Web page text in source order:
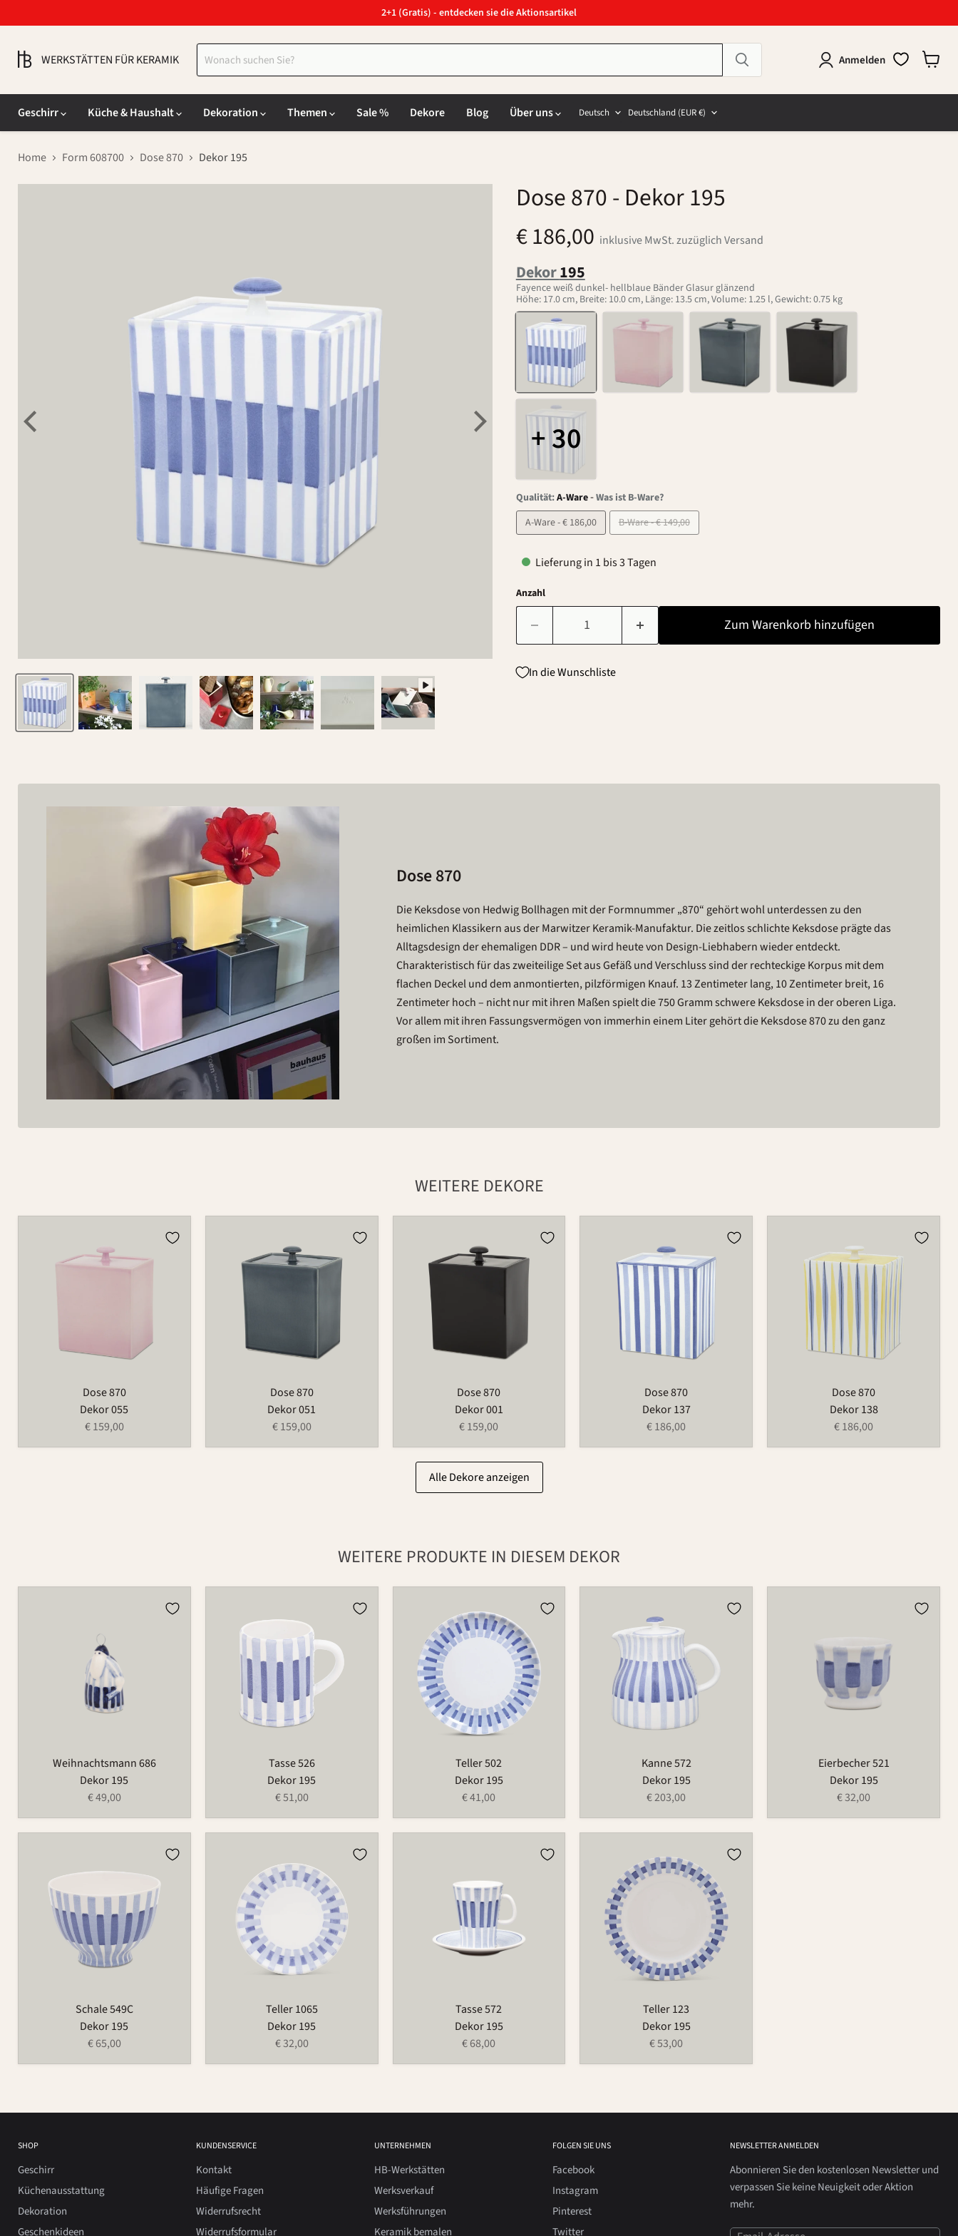
2+1 (Gratis) - entdecken sie die Aktionsartikel
WERKSTÄTTEN FÜR KERAMIK Anmelden
Geschirr
Küche & Haushalt Dekoration Themen Sale % Dekore Blog Über uns Sprache
Deutsch Land
Deutschland (EUR €)
Home Form 608700 Dose 870 Dekor 195
Dose 870- Dekor 195
€ 186,00 inklusive MwSt. zuzüglich Versand
Dekor195
Fayence weiß dunkel- hellblaue Bänder Glasur glänzend
Höhe: 17.0 cm, Breite: 10.0 cm, Länge: 13.5 cm, Volume: 1.25 l, Gewicht: 0.75 kg
+ 30
Qualität:A-Ware-Was ist B-Ware?
A-Ware - € 186,00
B-Ware - € 149,00
Lieferung in 1 bis 3 Tagen
Anzahl
Zum Warenkorb hinzufügen
In die Wunschliste
Dose 870
Die Keksdose von Hedwig Bollhagen mit der Formnummer „870“ gehört wohl unterdessen zu den
heimlichen Klassikern aus der Marwitzer Keramik-Manufaktur. Die zeitlos schlichte Keksdose prägte das
Alltagsdesign der ehemaligen DDR – und wird heute von Design-Liebhabern wieder entdeckt.
Charakteristisch für das zweiteilige Set aus Gefäß und Verschluss sind der rechteckige Korpus mit dem
flachen Deckel und dem anmontierten, pilzförmigen Knauf. 13 Zentimeter lang, 10 Zentimeter breit, 16
Zentimeter hoch – nicht nur mit ihren Maßen spielt die 750 Gramm schwere Keksdose in der oberen Liga.
Vor allem mit ihren Fassungsvermögen von immerhin einem Liter gehört die Keksdose 870 zu den ganz
großen im Sortiment.
WEITERE DEKORE
Dose 870
Dekor 055
€ 159,00
Dose 870
Dekor 051
€ 159,00
Dose 870
Dekor 001
€ 159,00
Dose 870
Dekor 137
€ 186,00
Dose 870
Dekor 138
€ 186,00
Alle Dekore anzeigen
WEITERE PRODUKTE IN DIESEM DEKOR
Weihnachtsmann 686
Dekor 195
€ 49,00
Tasse 526
Dekor 195
€ 51,00
Teller 502
Dekor 195
€ 41,00
Kanne 572
Dekor 195
€ 203,00
Eierbecher 521
Dekor 195
€ 32,00
Schale 549C
Dekor 195
€ 65,00
Teller 1065
Dekor 195
€ 32,00
Tasse 572
Dekor 195
€ 68,00
Teller 123
Dekor 195
€ 53,00
SHOP
Geschirr
Küchenausstattung
Dekoration
Geschenkideen
KUNDENSERVICE
Kontakt
Häufige Fragen
Widerrufsrecht
Widerrufsformular
UNTERNEHMEN
HB-Werkstätten
Werksverkauf
Werksführungen
Keramik bemalen
FOLGEN SIE UNS
Facebook
Instagram
Pinterest
Twitter
NEWSLETTER ANMELDEN
Abonnieren Sie den kostenlosen Newsletter und
verpassen Sie keine Neuigkeit oder Aktion
mehr.